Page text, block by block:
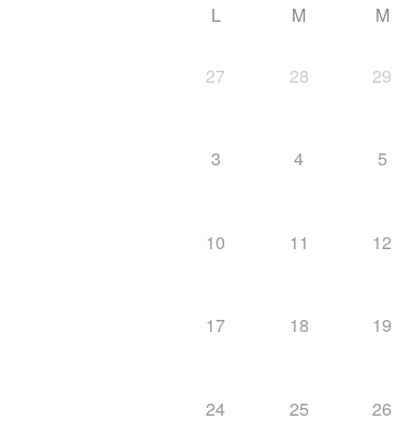
L M M
27 28 29
3 4 5
10 11 12
17 18 19
24 25 26